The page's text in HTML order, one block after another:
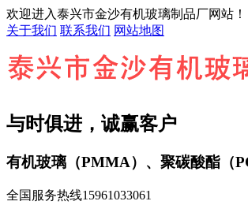
欢迎进入泰兴市金沙有机玻璃制品厂网站！
关于我们 联系我们 网站地图
与时俱进，诚赢客户
有机玻璃（PMMA）、聚碳酸酯（
全国服务热线15961033061